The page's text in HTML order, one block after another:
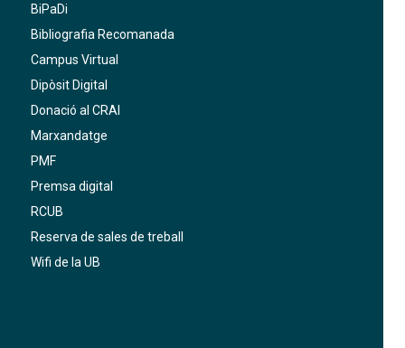
BiPaDi
Bibliografia Recomanada
Campus Virtual
Dipòsit Digital
Donació al CRAI
Marxandatge
PMF
Premsa digital
RCUB
Reserva de sales de treball
Wifi de la UB